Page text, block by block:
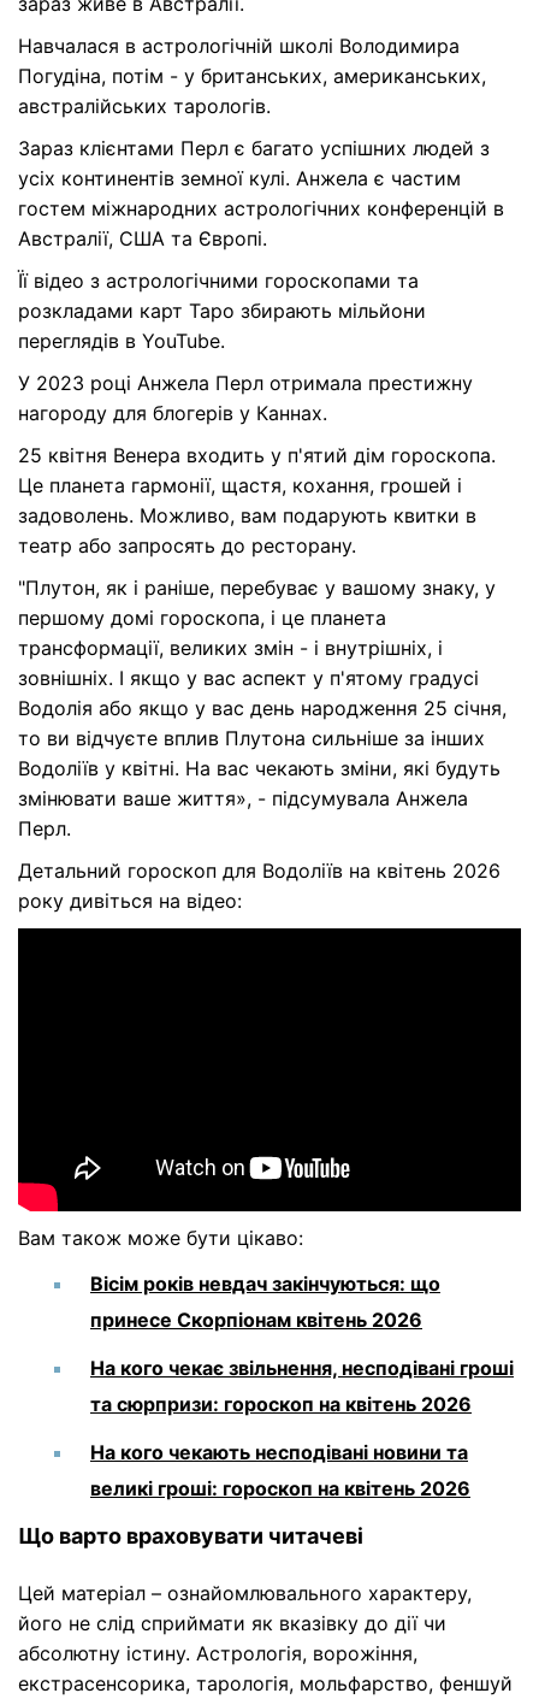
Навчалася в астрологічній школі Володимира
Погудіна, потім - у британських, американських,
австралійських тарологів.
Зараз клієнтами Перл є багато успішних людей з
усіх континентів земної кулі. Анжела є частим
гостем міжнародних астрологічних конференцій в
Австралії, США та Європі.
Її відео з астрологічними гороскопами та
розкладами карт Таро збирають мільйони
переглядів в YouTube.
У 2023 році Анжела Перл отримала престижну
нагороду для блогерів у Каннах.
25 квітня Венера входить у п'ятий дім гороскопа.
Це планета гармонії, щастя, кохання, грошей і
задоволень. Можливо, вам подарують квитки в
театр або запросять до ресторану.
"Плутон, як і раніше, перебуває у вашому знаку, у
першому домі гороскопа, і це планета
трансформації, великих змін - і внутрішніх, і
зовнішніх. І якщо у вас аспект у п'ятому градусі
Водолія або якщо у вас день народження 25 січня,
то ви відчуєте вплив Плутона сильніше за інших
Водоліїв у квітні. На вас чекають зміни, які будуть
змінювати ваше життя», - підсумувала Анжела
Перл.
Детальний гороскоп для Водоліїв на квітень 2026
року дивіться на відео:
Вам також може бути цікаво:
Вісім років невдач закінчуються: що
принесе Скорпіонам квітень 2026
На кого чекає звільнення, несподівані гроші
та сюрпризи: гороскоп на квітень 2026
На кого чекають несподівані новини та
великі гроші: гороскоп на квітень 2026
Що варто враховувати читачеві
Цей матеріал – ознайомлювального характеру,
його не слід сприймати як вказівку до дії чи
абсолютну істину. Астрологія, ворожіння,
екстрасенсорика, тарологія, мольфарство, феншуй